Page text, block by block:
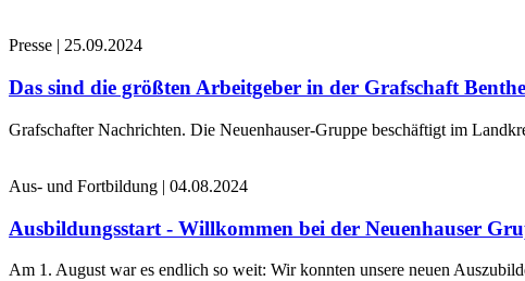
Presse | 25.09.2024
Das sind die größten Arbeitgeber in der Grafschaft
Grafschafter Nachrichten. Die Neuenhauser-Gruppe beschäftigt im
Aus- und Fortbildung | 04.08.2024
Ausbildungsstart - Willkommen bei der Neuenhauser
Am 1. August war es endlich so weit: Wir konnten unsere neuen